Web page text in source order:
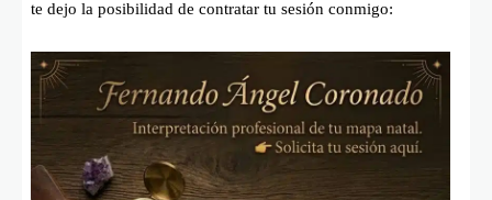
te dejo la posibilidad de contratar tu sesión conmigo: